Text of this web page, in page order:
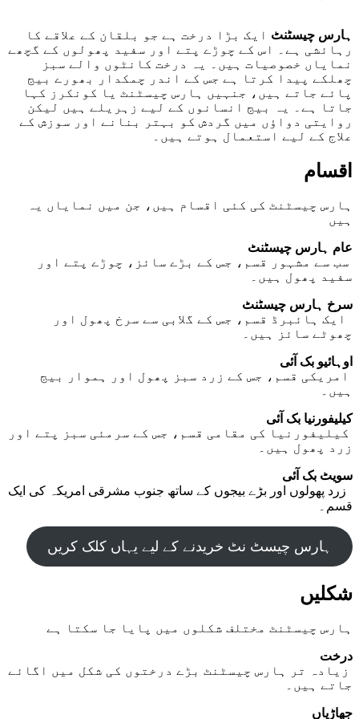
ہارس چیسٹنٹ ایک بڑا درخت ہے جو بلقان کے علاقے کا
رہائشی ہے۔ اس کے چوڑے پتے اور سفید پھولوں کے گچھے
نمایاں خصوصیات ہیں۔ یہ درخت کانٹوں والے سبز
چھلکے پیدا کرتا ہے جس کے اندر چمکدار بھورے بیج
پائے جاتے ہیں، جنہیں ہارس چیسٹنٹ یا کونکرز کہا
جاتا ہے۔ یہ بیج انسانوں کے لیے زہریلے ہیں لیکن
روایتی دواؤں میں گردش کو بہتر بنانے اور سوزش کے
علاج کے لیے استعمال ہوتے ہیں۔
اقسام
ہارس چیسٹنٹ کی کئی اقسام ہیں، جن میں نمایاں یہ
ہیں
عام ہارس چیسٹنٹ
سب سے مشہور قسم، جس کے بڑے سائز، چوڑے پتے اور
سفید پھول ہیں۔
سرخ ہارس چیسٹنٹ
ایک ہائبرڈ قسم، جس کے گلابی سے سرخ پھول اور
چھوٹے سائز ہیں۔
اوہائیو بک آئی
امریکی قسم، جس کے زرد سبز پھول اور ہموار بیج
ہیں۔
کیلیفورنیا بک آئی
کیلیفورنیا کی مقامی قسم، جس کے سرمئی سبز پتے اور
زرد پھول ہیں۔
سویٹ بک آئی
زرد پھولوں اور بڑے بیجوں کے ساتھ جنوب مشرقی امریکہ کی ایک
قسم۔
ہارس چیسٹ نٹ خریدنے کے لیے یہاں کلک کریں
شکلیں
ہارس چیسٹنٹ مختلف شکلوں میں پایا جا سکتا ہے
درخت
زیادہ تر ہارس چیسٹنٹ بڑے درختوں کی شکل میں اگائے
جاتے ہیں۔
جھاڑیاں